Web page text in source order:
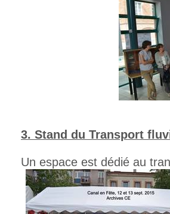
3. Stand du Transport
Un espace est dédié au